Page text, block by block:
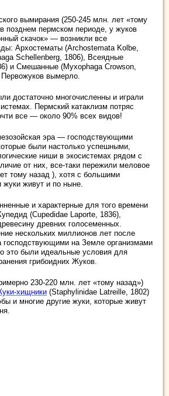
вымирания (250-245 млн. лет «тому
позднем пермском периоде, у жуков
скачок» — возникли все
Архостематы (Archostemata Kolbe,
Schellenberg, 1806), Всеядные
и Смешанные (Myxophaga Crowson,
вымерло.
достаточно многочисленны и играли
Пермский катаклизм потряс
все — около 90% всех видов!
эра — господствующими
были настолько успешными,
ниши в экосистемах рядом с
от них, все-таки пережили меловое
тому назад ), хотя с большими
жуки живут и по ныне.
и характерные для того времени
(Cupedidae Laporte, 1836),
древних голосеменных.
нескольких миллионов лет после
господствующими на Земле организмами
это были идеальные условия для
грибоидних Жуков.
230-220 млн. лет «тому назад»)
хищники (Staphylinidae Latreille, 1802)
и многие другие жуки, которые живут